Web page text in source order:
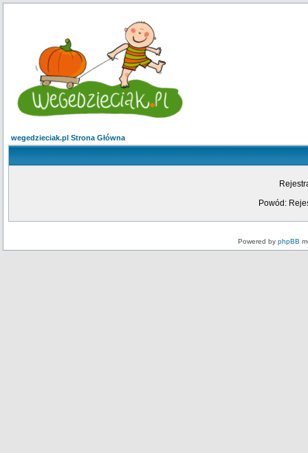
wegedzieciak.pl Strona Główna
Powód:
Powered by phpBB